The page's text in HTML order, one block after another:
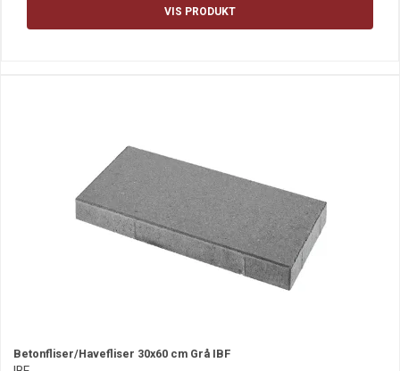
VIS PRODUKT
Betonfliser/Havefliser 30x60 cm Grå IBF